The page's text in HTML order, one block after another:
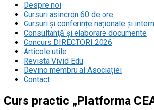
Despre noi
Cursuri asincron 60 de ore
Cursuri și conferințe naționale și
Consultanţă și elaborare documente
Concurs DIRECTORI 2026
Articole utile
Revista Vivid Edu
Devino membru al Asociației
Contact
Curs practic „Platforma